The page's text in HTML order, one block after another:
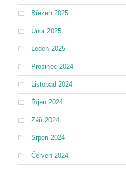
Březen 2025
Únor 2025
Leden 2025
Prosinec 2024
Listopad 2024
Říjen 2024
Září 2024
Srpen 2024
Červen 2024